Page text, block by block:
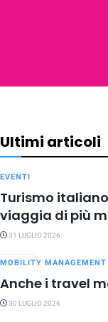
Ultimi articoli
EVENTI
Turismo
viaggia di più
31 LUGLIO 2026
MOBILITY MANAGEMENT
Anche i travel
30 LUGLIO 2026